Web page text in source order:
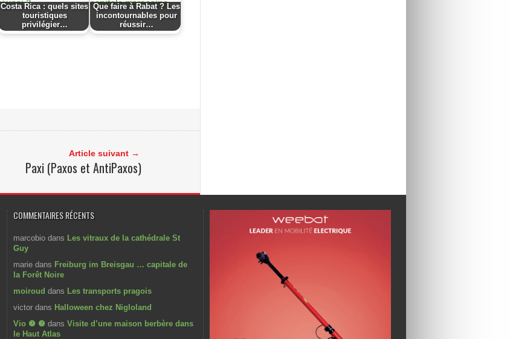
Costa Rica : quels sites
touristiques
privilégier…
Que faire à Rabat ? Les
incontournables pour
réussir…
Article suivant →
Paxi (Paxos et AntiPaxos)
COMMENTAIRES RÉCENTS
marcobio dans Les vitraux de la cathédrale St
Guy
marie dans Freiburg im Breisgau … capitale de
la Forêt Noire
moiroud dans Les transports pragois
victor dans Halloween chez Nigloland
Vio ❼ ❼ dans Visite d’une maison berbère dans
le Haut Atlas